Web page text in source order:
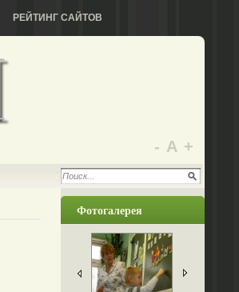
РЕЙТИНГ САЙТОВ
- А +
Фотогалерея